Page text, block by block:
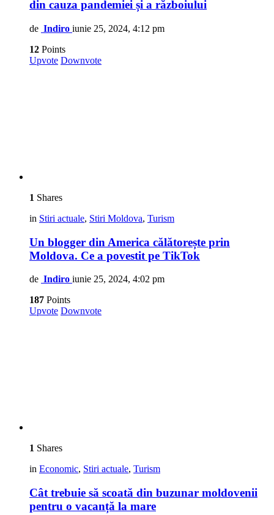
din cauza pandemiei și a războiului
de Indiro iunie 25, 2024, 4:12 pm
12 Points
Upvote Downvote
1 Shares
in Stiri actuale, Stiri Moldova, Turism
Un blogger din America călătorește prin
Moldova. Ce a povestit pe TikTok
de Indiro iunie 25, 2024, 4:02 pm
187 Points
Upvote Downvote
1 Shares
in Economic, Stiri actuale, Turism
Cât trebuie să scoată din buzunar moldovenii
pentru o vacanță la mare